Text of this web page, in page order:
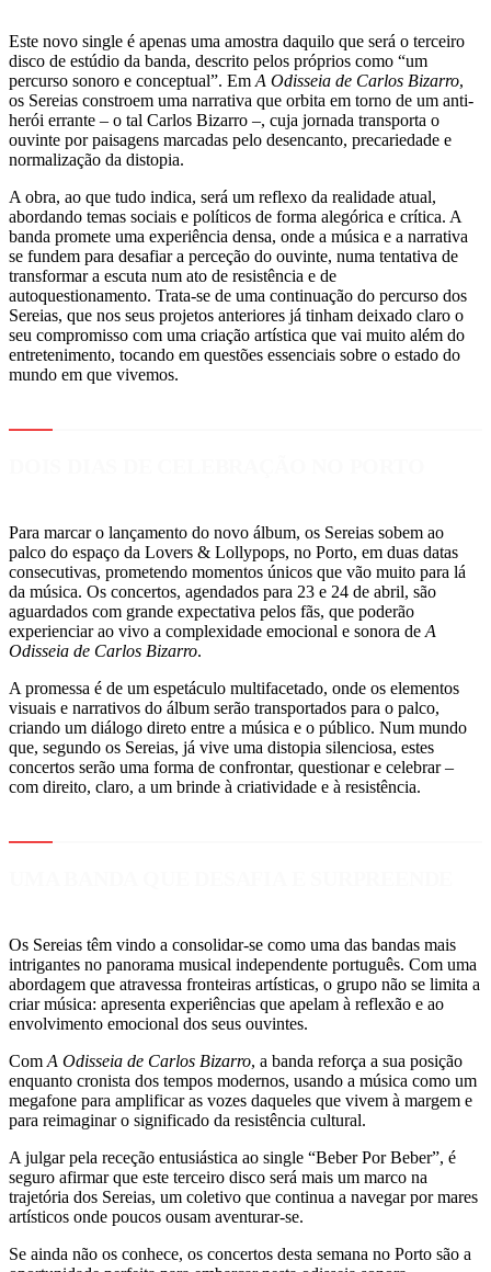
Este novo single é apenas uma amostra daquilo que será o terceiro
disco de estúdio da banda, descrito pelos próprios como “um
percurso sonoro e conceptual”. Em A Odisseia de Carlos Bizarro,
os Sereias constroem uma narrativa que orbita em torno de um anti-
herói errante – o tal Carlos Bizarro –, cuja jornada transporta o
ouvinte por paisagens marcadas pelo desencanto, precariedade e
normalização da distopia.
A obra, ao que tudo indica, será um reflexo da realidade atual,
abordando temas sociais e políticos de forma alegórica e crítica. A
banda promete uma experiência densa, onde a música e a narrativa
se fundem para desafiar a perceção do ouvinte, numa tentativa de
transformar a escuta num ato de resistência e de
autoquestionamento. Trata-se de uma continuação do percurso dos
Sereias, que nos seus projetos anteriores já tinham deixado claro o
seu compromisso com uma criação artística que vai muito além do
entretenimento, tocando em questões essenciais sobre o estado do
mundo em que vivemos.
Para marcar o lançamento do novo álbum, os Sereias sobem ao
palco do espaço da Lovers & Lollypops, no Porto, em duas datas
consecutivas, prometendo momentos únicos que vão muito para lá
da música. Os concertos, agendados para 23 e 24 de abril, são
aguardados com grande expectativa pelos fãs, que poderão
experienciar ao vivo a complexidade emocional e sonora de A
Odisseia de Carlos Bizarro.
A promessa é de um espetáculo multifacetado, onde os elementos
visuais e narrativos do álbum serão transportados para o palco,
criando um diálogo direto entre a música e o público. Num mundo
que, segundo os Sereias, já vive uma distopia silenciosa, estes
concertos serão uma forma de confrontar, questionar e celebrar –
com direito, claro, a um brinde à criatividade e à resistência.
Os Sereias têm vindo a consolidar-se como uma das bandas mais
intrigantes no panorama musical independente português. Com uma
abordagem que atravessa fronteiras artísticas, o grupo não se limita a
criar música: apresenta experiências que apelam à reflexão e ao
envolvimento emocional dos seus ouvintes.
Com A Odisseia de Carlos Bizarro, a banda reforça a sua posição
enquanto cronista dos tempos modernos, usando a música como um
megafone para amplificar as vozes daqueles que vivem à margem e
para reimaginar o significado da resistência cultural.
A julgar pela receção entusiástica ao single “Beber Por Beber”, é
seguro afirmar que este terceiro disco será mais um marco na
trajetória dos Sereias, um coletivo que continua a navegar por mares
artísticos onde poucos ousam aventurar-se.
Se ainda não os conhece, os concertos desta semana no Porto são a